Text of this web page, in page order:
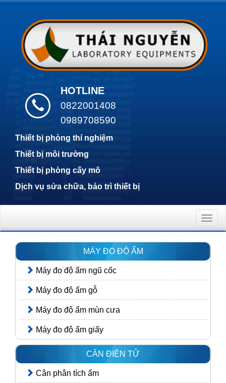
HOTLINE
0822001408
0989708590
Thiết bị phòng thí nghiệm
Thiết bị môi trường
Thiết bị phòng cấy mô
Dịch vụ sửa chữa, bảo trì thiết bị
MÁY ĐO ĐỘ ẨM
Máy đo độ ẩm ngũ cốc
Máy đo độ ẩm gỗ
Máy đo độ ẩm mùn cưa
Máy đo độ ẩm giấy
CÂN ĐIỆN TỬ
Cân phân tích ẩm